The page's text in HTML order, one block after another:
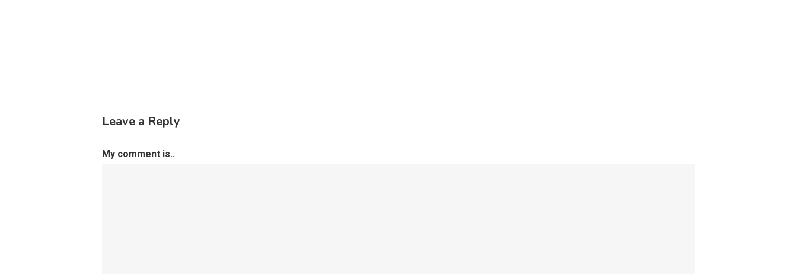
Leave a Reply
My comment is..